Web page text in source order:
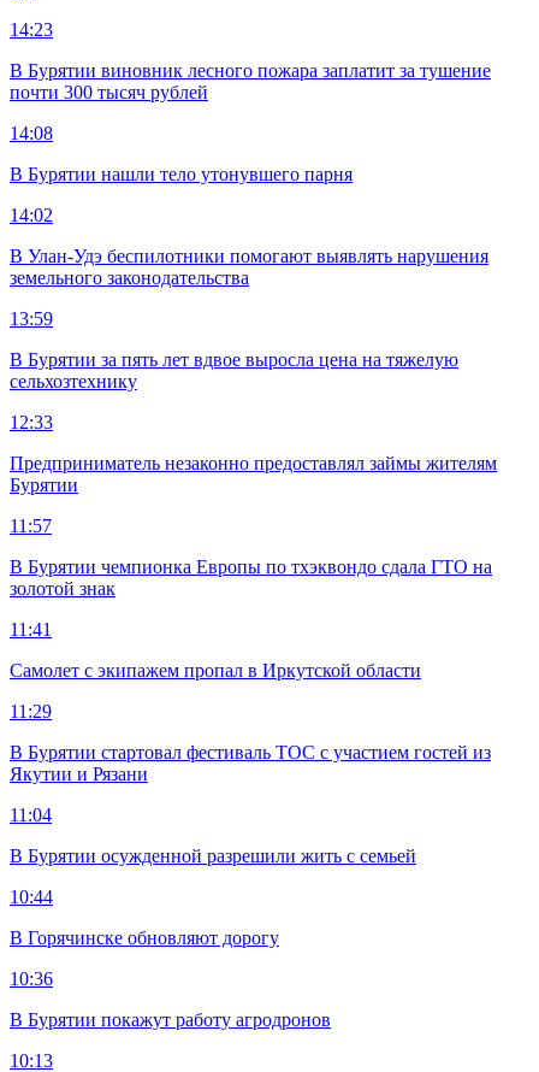
14:23
В Бурятии виновник лесного пожара заплатит за тушение
почти 300 тысяч рублей
14:08
В Бурятии нашли тело утонувшего парня
14:02
В Улан-Удэ беспилотники помогают выявлять нарушения
земельного законодательства
13:59
В Бурятии за пять лет вдвое выросла цена на тяжелую
сельхозтехнику
12:33
Предприниматель незаконно предоставлял займы жителям
Бурятии
11:57
В Бурятии чемпионка Европы по тхэквондо сдала ГТО на
золотой знак
11:41
Самолет с экипажем пропал в Иркутской области
11:29
В Бурятии стартовал фестиваль ТОС с участием гостей из
Якутии и Рязани
11:04
В Бурятии осужденной разрешили жить с семьей
10:44
В Горячинске обновляют дорогу
10:36
В Бурятии покажут работу агродронов
10:13